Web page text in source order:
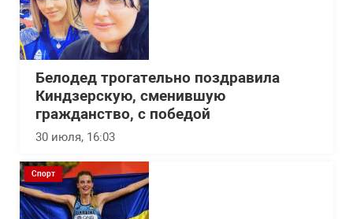
Белодед трогательно поздравила
Киндзерскую, сменившую
гражданство, с победой
30 июля, 16:03
Спорт